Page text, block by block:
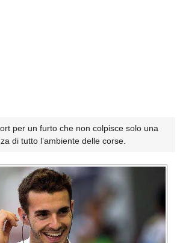
per un furto che non colpisce solo una
di tutto l’ambiente delle corse.